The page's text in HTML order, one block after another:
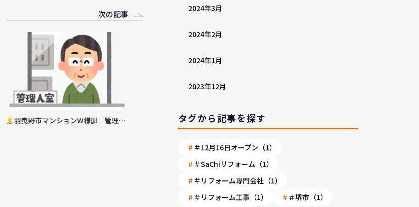
次の記事
羽曳野市マンションW様邸 管理人
2024年3月
2024年2月
2024年1月
2023年12月
タグから記事を探す
＃12月16日オープン（1）
＃SaChiリフォーム（1）
＃リフォーム専門会社（1）
＃リフォーム工事（1）
＃堺市（1）